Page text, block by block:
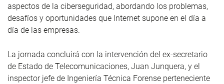
aspectos de la ciberseguridad, abordando los problemas,
desafíos y oportunidades que Internet supone en el día a
día de las empresas.
La jornada concluirá con la intervención del ex-secretario
de Estado de Telecomunicaciones, Juan Junquera, y el
inspector jefe de Ingeniería Técnica Forense perteneciente